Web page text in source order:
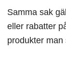
Samma sak
eller rabatter
produkter